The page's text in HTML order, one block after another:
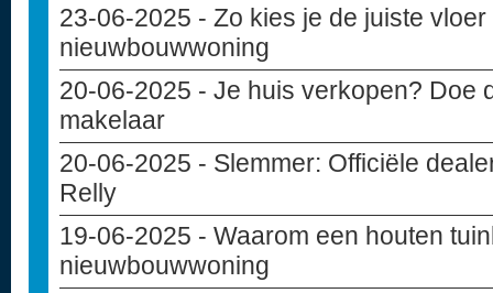
23-06-2025 - Zo kies je de juiste
nieuwbouwwoning
20-06-2025 - Je huis verkopen? Doe
makelaar
20-06-2025 - Slemmer: Officiële
Relly
19-06-2025 - Waarom een houten
nieuwbouwwoning